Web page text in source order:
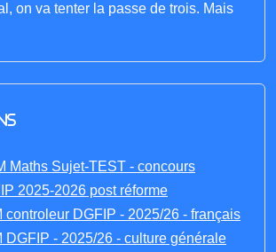
on va tenter la passe de trois. Mais
Maths Sujet-TEST - concours
2025-2026 post réforme
controleur DGFIP - 2025/26 - français
DGFIP - 2025/26 - culture générale